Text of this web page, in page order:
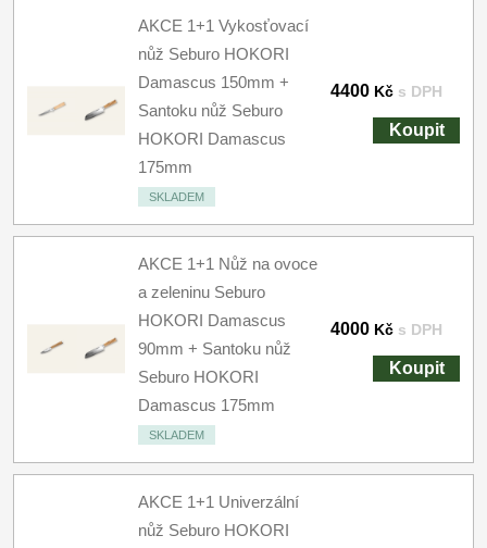
AKCE 1+1 Vykosťovací
nůž Seburo HOKORI
Damascus 150mm +
Santoku nůž Seburo
HOKORI Damascus
175mm
SKLADEM
4400 Kč s DPH
Koupit
AKCE 1+1 Nůž na ovoce
a zeleninu Seburo
HOKORI Damascus
90mm + Santoku nůž
Seburo HOKORI
Damascus 175mm
SKLADEM
4000 Kč s DPH
Koupit
AKCE 1+1 Univerzální
nůž Seburo HOKORI